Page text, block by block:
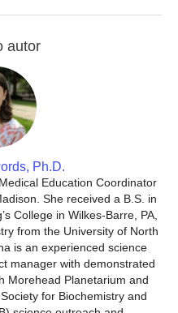
autor
Ph.D.
Education Coordinator
She received a B.S. in
College in Wilkes-Barre, PA,
from the University of North
is an experienced science
manager with demonstrated
Morehead Planetarium and
for Biochemistry and